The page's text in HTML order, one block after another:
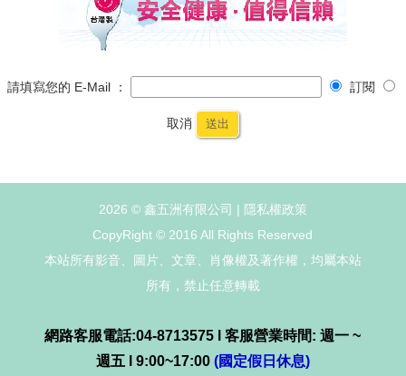
請填寫您的 E-Mail ： 訂閱
取消 送出
2026 © 鑫五洲有限公司 | 隱私權政策
CopyRight © 2016 All Rights Reserved
本站所有影音、圖片、文章、肖像權及著作權，均屬本站
所有，禁止任意轉載
網路客服電話:04-8713575 l 客服營業時間: 週一 ~
週五 l 9:00~17:00(國定假日休息)